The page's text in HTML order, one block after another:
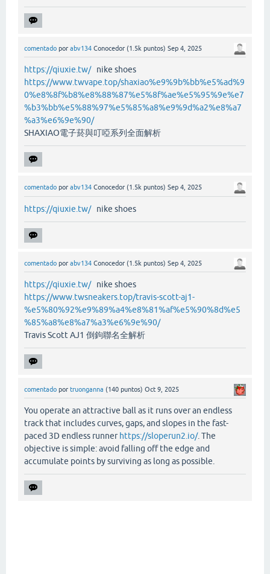
comentado por abv134 Conocedor (1.5k puntos) Sep 4, 2025
https://qiuxie.tw/nike shoes
https://www.twvape.top/shaxiao%e9%9b%bb%e5%ad%9
0%e8%8f%b8%e8%88%87%e5%8f%ae%e5%95%9e%e7
%b3%bb%e5%88%97%e5%85%a8%e9%9d%a2%e8%a7
%a3%e6%9e%90/
SHAXIAO電子菸與叮啞系列全面解析
comentado por abv134 Conocedor (1.5k puntos) Sep 4, 2025
https://qiuxie.tw/nike shoes
comentado por abv134 Conocedor (1.5k puntos) Sep 4, 2025
https://qiuxie.tw/nike shoes
https://www.twsneakers.top/travis-scott-aj1-
%e5%80%92%e9%89%a4%e8%81%af%e5%90%8d%e5
%85%a8%e8%a7%a3%e6%9e%90/
Travis Scott AJ1 倒鉤聯名全解析
comentado por truonganna (140 puntos) Oct 9, 2025
You operate an attractive ball as it runs over an endless
track that includes curves, gaps, and slopes in the fast-
paced 3D endless runnerhttps://sloperun2.io/. The
objective is simple: avoid falling off the edge and
accumulate points by surviving as long as possible.